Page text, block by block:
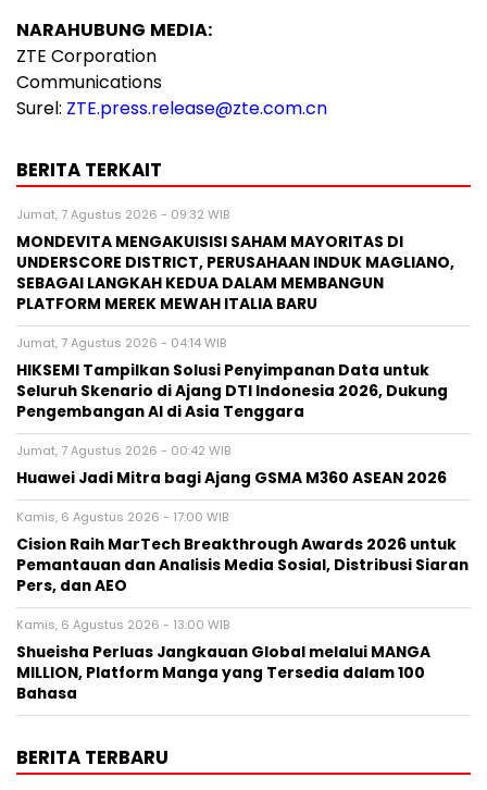
NARAHUBUNG MEDIA:
ZTE Corporation
Communications
Surel: ZTE.press.release@zte.com.cn
BERITA TERKAIT
Jumat, 7 Agustus 2026 - 09:32 WIB
MONDEVITA MENGAKUISISI SAHAM MAYORITAS DI
UNDERSCORE DISTRICT, PERUSAHAAN INDUK MAGLIANO,
SEBAGAI LANGKAH KEDUA DALAM MEMBANGUN
PLATFORM MEREK MEWAH ITALIA BARU
Jumat, 7 Agustus 2026 - 04:14 WIB
HIKSEMI Tampilkan Solusi Penyimpanan Data untuk
Seluruh Skenario di Ajang DTI Indonesia 2026, Dukung
Pengembangan AI di Asia Tenggara
Jumat, 7 Agustus 2026 - 00:42 WIB
Huawei Jadi Mitra bagi Ajang GSMA M360 ASEAN 2026
Kamis, 6 Agustus 2026 - 17:00 WIB
Cision Raih MarTech Breakthrough Awards 2026 untuk
Pemantauan dan Analisis Media Sosial, Distribusi Siaran
Pers, dan AEO
Kamis, 6 Agustus 2026 - 13:00 WIB
Shueisha Perluas Jangkauan Global melalui MANGA
MILLION, Platform Manga yang Tersedia dalam 100
Bahasa
BERITA TERBARU